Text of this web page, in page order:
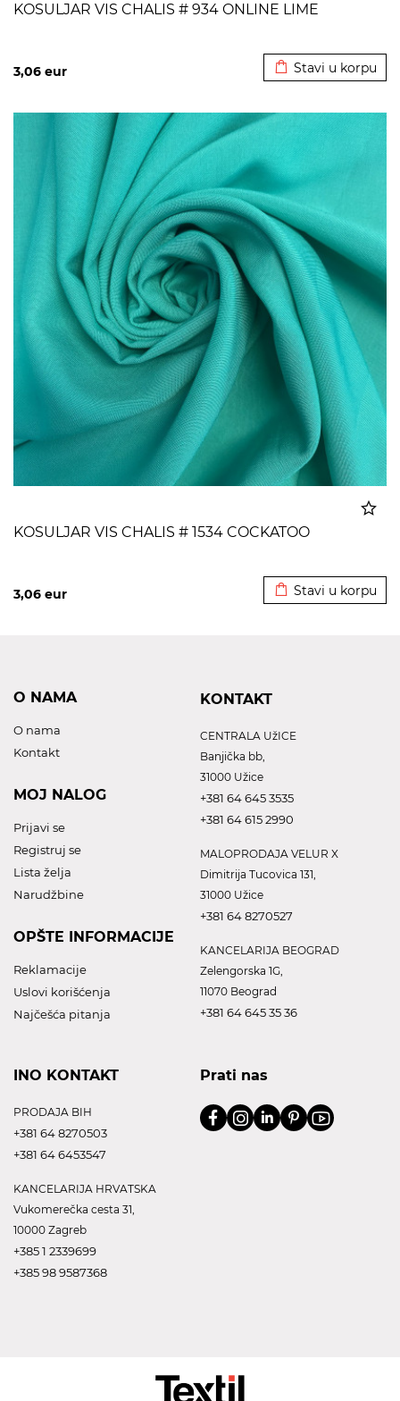
KOSULJAR VIS CHALIS # 934 ONLINE LIME
3,06 eur Stavi u korpu
KOSULJAR VIS CHALIS # 1534 COCKATOO
3,06 eur Stavi u korpu
O NAMA
O nama
Kontakt
MOJ NALOG
Prijavi se
Registruj se
Lista želja
Narudžbine
OPŠTE INFORMACIJE
Reklamacije
Uslovi korišćenja
Najčešća pitanja
KONTAKT
CENTRALA UžICE
Banjička bb,
31000 Užice
+381 64 645 3535
+381 64 615 2990
MALOPRODAJA VELUR X
Dimitrija Tucovica 131,
31000 Užice
+381 64 8270527
KANCELARIJA BEOGRAD
Zelengorska 1G,
11070 Beograd
+381 64 645 35 36
INO KONTAKT
PRODAJA BIH
+381 64 8270503
+381 64 6453547
KANCELARIJA HRVATSKA
Vukomerečka cesta 31,
10000 Zagreb
+385 1 2339699
+385 98 9587368
Prati nas